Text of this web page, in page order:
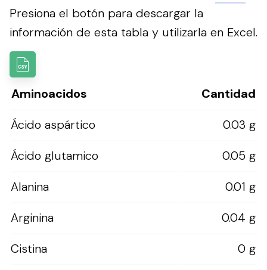
Presiona el botón para descargar la
información de esta tabla y utilizarla en Excel.
Aminoacidos
Cantidad
Ácido aspártico
0.03 g
Ácido glutamico
0.05 g
Alanina
0.01 g
Arginina
0.04 g
Cistina
0 g